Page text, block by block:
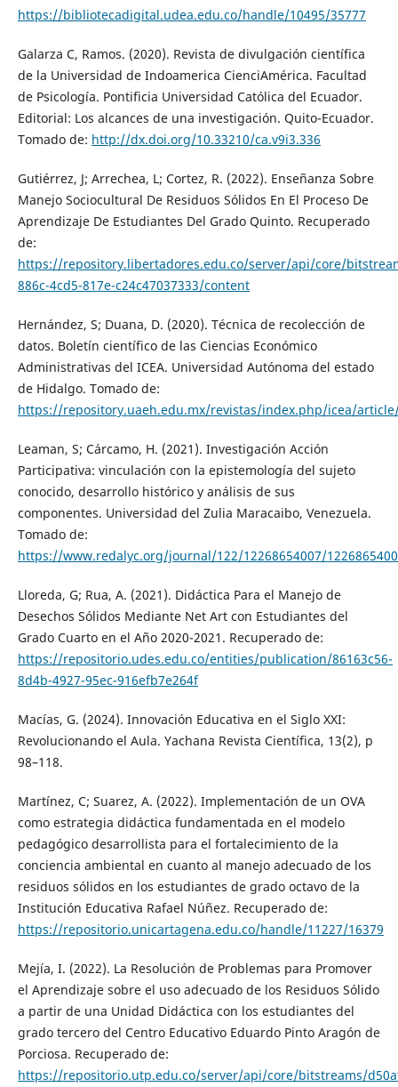
https://bibliotecadigital.udea.edu.co/handle/10495/35777
Galarza C, Ramos. (2020). Revista de divulgación científica
de la Universidad de Indoamerica CienciAmérica. Facultad
de Psicología. Pontificia Universidad Católica del Ecuador.
Editorial: Los alcances de una investigación. Quito-Ecuador.
Tomado de: http://dx.doi.org/10.33210/ca.v9i3.336
Gutiérrez, J; Arrechea, L; Cortez, R. (2022). Enseñanza Sobre
Manejo Sociocultural De Residuos Sólidos En El Proceso De
Aprendizaje De Estudiantes Del Grado Quinto. Recuperado
de:
https://repository.libertadores.edu.co/server/api/core/
886c-4cd5-817e-c24c47037333/content
Hernández, S; Duana, D. (2020). Técnica de recolección de
datos. Boletín científico de las Ciencias Económico
Administrativas del ICEA. Universidad Autónoma del estado
de Hidalgo. Tomado de:
https://repository.uaeh.edu.mx/revistas/index.php/icea/
Leaman, S; Cárcamo, H. (2021). Investigación Acción
Participativa: vinculación con la epistemología del sujeto
conocido, desarrollo histórico y análisis de sus
componentes. Universidad del Zulia Maracaibo, Venezuela.
Tomado de:
https://www.redalyc.org/journal/122/12268654007/
Lloreda, G; Rua, A. (2021). Didáctica Para el Manejo de
Desechos Sólidos Mediante Net Art con Estudiantes del
Grado Cuarto en el Año 2020-2021. Recuperado de:
https://repositorio.udes.edu.co/entities/publication/86163c56-
8d4b-4927-95ec-916efb7e264f
Macías, G. (2024). Innovación Educativa en el Siglo XXI:
Revolucionando el Aula. Yachana Revista Científica, 13(2), p
98–118.
Martínez, C; Suarez, A. (2022). Implementación de un OVA
como estrategia didáctica fundamentada en el modelo
pedagógico desarrollista para el fortalecimiento de la
conciencia ambiental en cuanto al manejo adecuado de los
residuos sólidos en los estudiantes de grado octavo de la
Institución Educativa Rafael Núñez. Recuperado de:
https://repositorio.unicartagena.edu.co/handle/11227/16379
Mejía, I. (2022). La Resolución de Problemas para Promover
el Aprendizaje sobre el uso adecuado de los Residuos Sólido
a partir de una Unidad Didáctica con los estudiantes del
grado tercero del Centro Educativo Eduardo Pinto Aragón de
Porciosa. Recuperado de:
https://repositorio.utp.edu.co/server/api/core/bitstreams/